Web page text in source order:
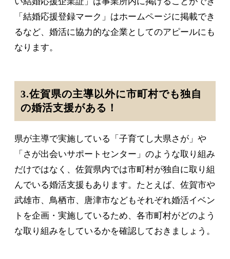
「結婚応援登録マーク」はホームページに掲載でき
るなど、婚活に協力的な企業としてのアピールにも
なります。
3.佐賀県の主導以外に市町村でも独自
の婚活支援がある！
県が主導で実施している「子育てし大県さが」や
「さが出会いサポートセンター」のような取り組み
だけではなく、佐賀県内では市町村が独自に取り組
んでいる婚活支援もあります。たとえば、佐賀市や
武雄市、鳥栖市、唐津市などもそれぞれ婚活イベン
トを企画・実施しているため、各市町村がどのよう
な取り組みをしているかを確認しておきましょう。